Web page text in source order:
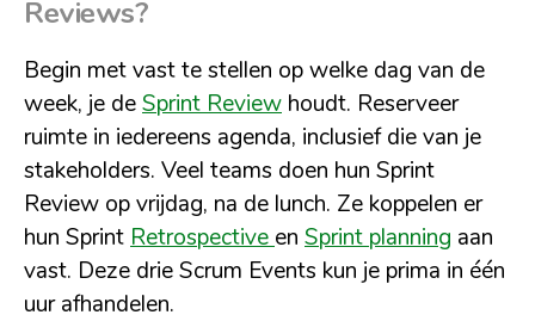
Reviews?
Begin met vast te stellen op welke dag van de
week, je deSprint Review houdt. Reserveer
ruimte in iedereens agenda, inclusief die van je
stakeholders. Veel teams doen hun Sprint
Review op vrijdag, na de lunch. Ze koppelen er
hun Sprint Retrospective en Sprint planning aan
vast. Deze drie Scrum Events kun je prima in één
uur afhandelen.